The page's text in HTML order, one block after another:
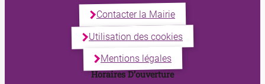
Contacter la Mairie
Utilisation des cookies
Mentions légales
Horaires D’ouverture